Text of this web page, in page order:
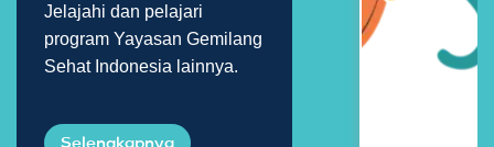
Jelajahi dan pelajari
program Yayasan Gemilang
Sehat Indonesia lainnya.
Selengkapnya